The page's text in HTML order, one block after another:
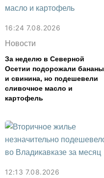
16:24 7.08.2026
Новости
За неделю в Северной
Осетии подорожали бананы
и свинина, но подешевели
сливочное масло и
картофель
12:13 7.08.2026